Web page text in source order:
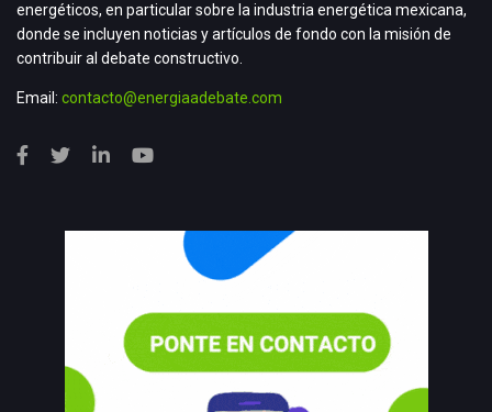
energéticos, en particular sobre la industria energética mexicana,
donde se incluyen noticias y artículos de fondo con la misión de
contribuir al debate constructivo.
Email: contacto@energiaadebate.com